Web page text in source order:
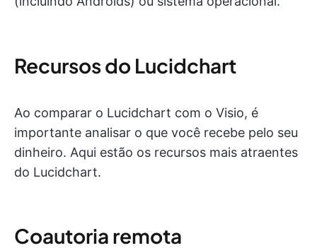
Recursos do Lucidchart
Ao comparar o Lucidchart com o Visio, é
importante analisar o que você recebe pelo seu
dinheiro. Aqui estão os recursos mais atraentes
do Lucidchart.
Coautoria remota